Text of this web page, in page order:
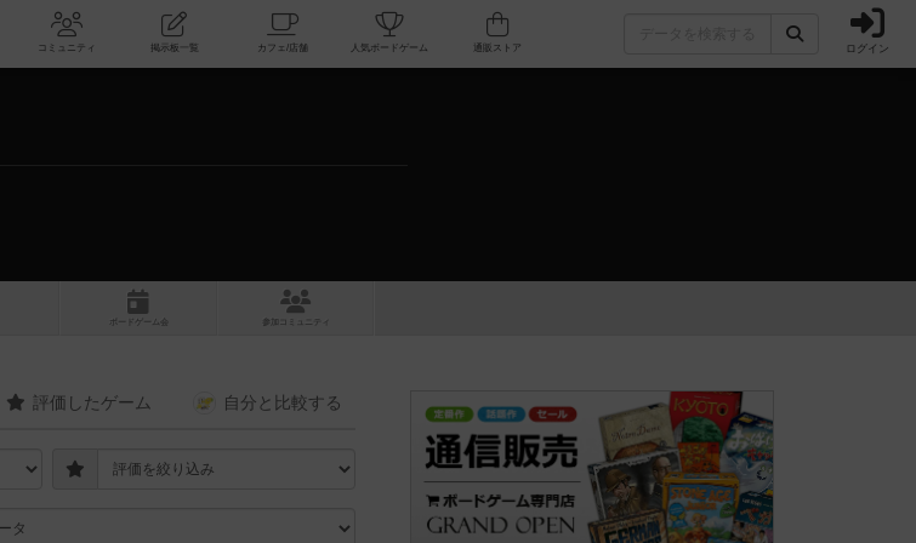
ボードゲーム会 コミュニティ 掲示板一覧 カフェ/店舗 人気ボードゲーム ログイン
ボ ドゲ ーム コミュニティ
評価したゲーム 自分と 比較する